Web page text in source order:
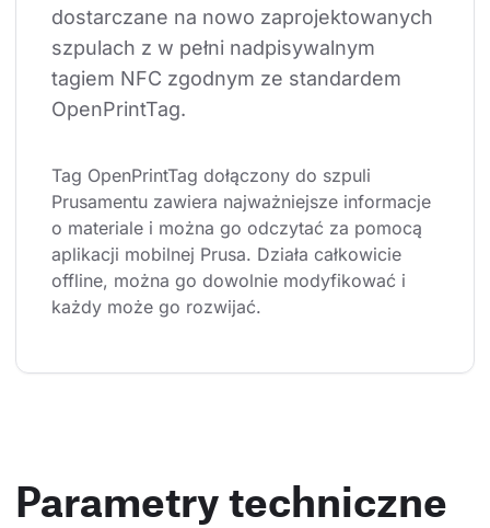
dostarczane na nowo zaprojektowanych
szpulach z w pełni nadpisywalnym
tagiem NFC zgodnym ze standardem
OpenPrintTag.
Tag OpenPrintTag dołączony do szpuli
Prusamentu zawiera najważniejsze informacje
o materiale i można go odczytać za pomocą
aplikacji mobilnej Prusa. Działa całkowicie
offline, można go dowolnie modyfikować i
każdy może go rozwijać.
Parametry techniczne